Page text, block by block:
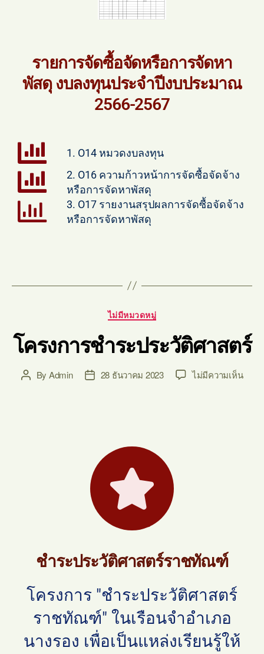
รายการจัดซื้อจัดหรือการจัดหา
พัสดุ งบลงทุนประจำปีงบประมาณ
2566-2567
1. O14 หมวดงบลงทุน
2. O16 ความก้าวหน้าการจัดซื้อจัดจ้าง
หรือการจัดหาพัสดุ
3. O17 รายงานสรุปผลการจัดซื้อจัดจ้าง
หรือการจัดหาพัสดุ
ไม่มีหมวดหมู่
โครงการชำระประวัติศาสตร์
By Admin 28 ธันวาคม 2023 ไม่มีความเห็น
ชำระประวัติศาสตร์ราชทัณฑ์
โครงการ "ชำระประวัติศาสตร์
ราชทัณฑ์" ในเรือนจำอำเภอ
นางรอง เพื่อเป็นแหล่งเรียนรู้ให้